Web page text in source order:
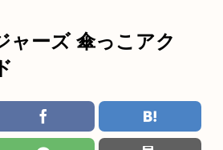
ャーズ 傘っこアク